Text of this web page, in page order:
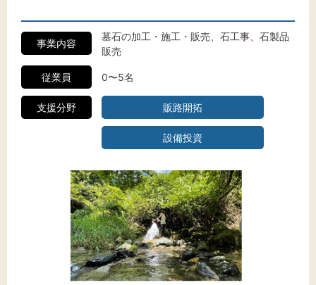
背景色
事業内容
墓石の加工・施工・販売、石工事、石製品
販売
従業員 0〜5名
支援分野 販路開拓
設備投資